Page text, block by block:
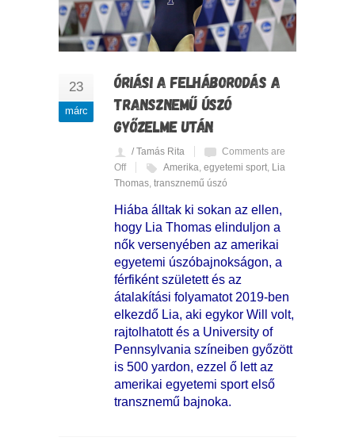
23
márc
ÓRIÁSI A FELHÁBORODÁS A
TRANSZNEMŰ ÚSZÓ
GYŐZELME UTÁN
/ Tamás Rita
Comments are
Off
Amerika, egyetemi sport, Lia
Thomas, transznemű úszó
Hiába álltak ki sokan az ellen,
hogy Lia Thomas elinduljon a
nők versenyében az amerikai
egyetemi úszóbajnokságon, a
férfiként született és az
átalakítási folyamatot 2019-ben
elkezdő Lia, aki egykor Will volt,
rajtolhatott és a University of
Pennsylvania színeiben győzött
is 500 yardon, ezzel ő lett az
amerikai egyetemi sport első
transznemű bajnoka.